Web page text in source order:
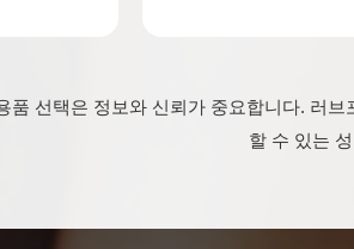
품 선택은 정보와 신뢰가 중요합니다. 러
할 수 있는